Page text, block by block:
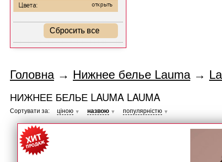
Цвета: открыть
Сбросить все
Головна→ Нижнее белье Lauma→
НИЖНЕЕ БЕЛЬЕ LAUMA LAUMA
Сортувати за: ціною ▼ назвою ▼ популярністю ▼